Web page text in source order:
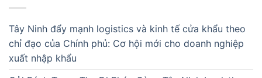
Tây Ninh đẩy mạnh logistics và kinh tế cửa khẩu theo
chỉ đạo của Chính phủ: Cơ hội mới cho doanh nghiệp
xuất nhập khẩu